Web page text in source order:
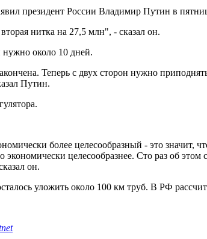
президент России Владимир Путин в
нитка на 27,5 млн", - сказал он.
нужно около 10 дней.
Теперь с двух сторон нужно
Путин.
более целесообразный - это значит,
целесообразнее. Сто раз об этом
он.
уложить около 100 км труб. В РФ